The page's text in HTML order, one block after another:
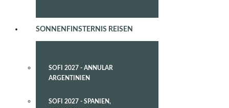
SONNENFINSTERNIS REISEN
SOFI 2027 - ANNULAR
ARGENTINIEN
SOFI 2027 - SPANIEN,